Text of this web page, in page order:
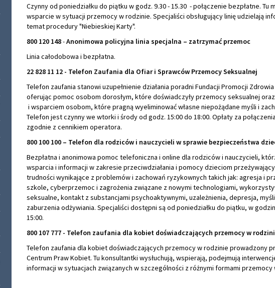
Czynny od poniedziałku do piątku w godz. 9.30 - 15.30 - połączenie bezpłatne. Tu
wsparcie w sytuacji przemocy w rodzinie. Specjaliści obsługujący linię udzielają
temat procedury "Niebieskiej Karty".
800 120 148-Anonimowa policyjna linia specjalna – zatrzymać przemoc
Linia całodobowa i bezpłatna.
22 828 11 12 - Telefon Zaufania dla Ofiar i Sprawców Przemocy Seksualnej
Telefon zaufania stanowi uzupełnienie działania poradni Fundacji Promocji
oferując pomoc osobom dorosłym, które doświadczyły przemocy seksualnej oraz
i wsparciem osobom, które pragną wyeliminować własne niepożądane myśli i
Telefon jest czynny we wtorki i środy od godz. 15:00 do 18:00. Opłaty za
zgodnie z cennikiem operatora.
800 100 100 – Telefon dla rodziców i nauczycieli w sprawie bezpieczeństwa
Bezpłatna i anonimowa pomoc telefoniczna i online dla rodziców i nauczycieli,
wsparcia i informacji w zakresie przeciwdziałania i pomocy dzieciom
trudności wynikające z problemów i zachowań ryzykownych takich jak: agresja i
szkole, cyberprzemoc i zagrożenia związane z nowymi technologiami,
seksualne, kontakt z substancjami psychoaktywnymi, uzależnienia, depresja,
zaburzenia odżywiania. Specjaliści dostępni są od poniedziałku do piątku, w
15:00.
800 107 777 - Telefon zaufania dla kobiet doświadczających przemocy w
Telefon zaufania dla kobiet doświadczających przemocy w rodzinie prowadzony
Centrum Praw Kobiet. Tu konsultantki wysłuchują, wspierają, podejmują
informacji w sytuacjach związanych w szczególności z różnymi formami